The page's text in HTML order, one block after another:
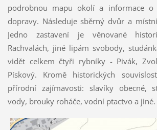
podrobnou mapu okolí a informace o
dopravy. Následuje sběrný dvůr a
Jedno zastavení je věnované
Rachvalách, jiné lipám svobody,
vidět celkem čtyři rybníky - Pivák,
Pískový. Kromě historických
přírodní zajímavosti: slavíky obecné,
vody, brouky roháče, vodní ptactvo a jiné.